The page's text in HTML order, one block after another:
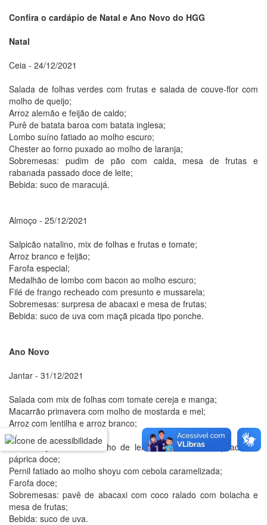
Confira o cardápio de Natal e Ano Novo do HGG
Natal
Ceia - 24/12/2021
Salada de folhas verdes com frutas e salada de couve-flor com
molho de queijo;
Arroz alemão e feijão de caldo;
Purê de batata baroa com batata inglesa;
Lombo suíno fatiado ao molho escuro;
Chester ao forno puxado ao molho de laranja;
Sobremesas: pudim de pão com calda, mesa de frutas e
rabanada passado doce de leite;
Bebida: suco de maracujá.
Almoço - 25/12/2021
Salpicão natalino, mix de folhas e frutas e tomate;
Arroz branco e feijão;
Farofa especial;
Medalhão de lombo com bacon ao molho escuro;
Filé de frango recheado com presunto e mussarela;
Sobremesas: surpresa de abacaxi e mesa de frutas;
Bebida: suco de uva com maçã picada tipo ponche.
Ano Novo
Jantar - 31/12/2021
Salada com mix de folhas com tomate cereja e manga;
Macarrão primavera com molho de mostarda e mel;
Arroz com lentilha e arroz branco;
Feijão;
Peixe empanado ao molho de leite de coco e uma pitada de
páprica doce;
Pernil fatiado ao molho shoyu com cebola caramelizada;
Farofa doce;
Sobremesas: pavê de abacaxi com coco ralado com bolacha e
mesa de frutas;
Bebida: suco de uva.